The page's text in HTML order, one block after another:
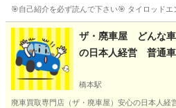
🎯自己紹介を必ず読んで下さい🎯 タイロッド
神奈川 秦野市 渋沢駅 車検
ザ・廃車屋 どんな車
の日本人経営 普通
橋本駅
廃車買取専門店（ザ・廃車屋）安心の日本人